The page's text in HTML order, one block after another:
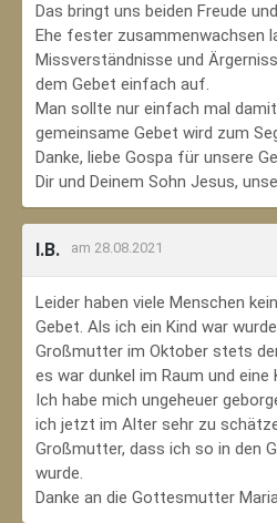
Das bringt uns beiden Freude
Ehe fester zusammenwachsen
Missverständnisse und
dem Gebet einfach auf.
Man sollte nur einfach mal
gemeinsame Gebet wird zum
Danke, liebe Gospa für unsere
Dir und Deinem Sohn Jesus,
I.B. am 28.08.2021
Leider haben viele Menschen
Gebet. Als ich ein Kind war
Großmutter im Oktober stets
es war dunkel im Raum und eine
Ich habe mich ungeheuer
ich jetzt im Alter sehr zu
Großmutter, dass ich so in den
wurde.
Danke an die Gottesmutter